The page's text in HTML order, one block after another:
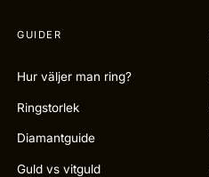
GUIDER
Hur väljer man ring?
Ringstorlek
Diamantguide
Guld vs vitguld